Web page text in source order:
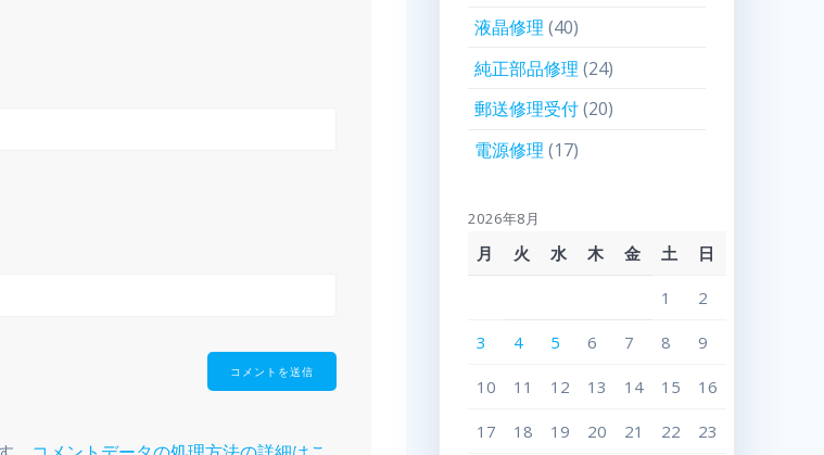
液晶修理 (40)
純正部品修理 (24)
郵送修理受付(20)
電源修理 (17)
2026年8月
月 火 水 木 金 土 日
1 2
3 4 5 6 7 8 9
10 11 12 13 14 15 16
17 18 19 20 21 22 23